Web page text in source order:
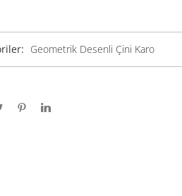
Geometrik Desenli Çini Karo